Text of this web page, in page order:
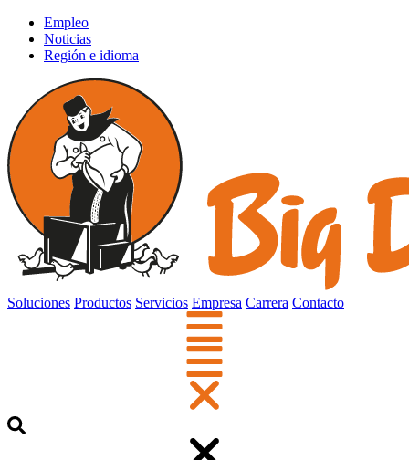
Empleo
Noticias
Región e idioma
Soluciones Productos Servicios Empresa Carrera Contacto